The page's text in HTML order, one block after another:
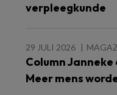
verpleegkunde
29 JULI 2026
Column
Meer mens